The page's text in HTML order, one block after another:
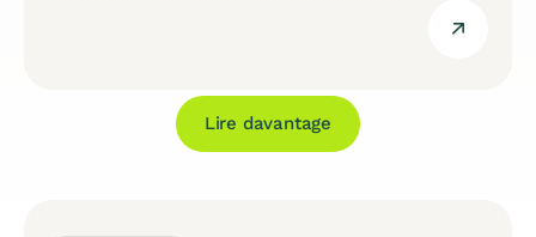
Lire davantage